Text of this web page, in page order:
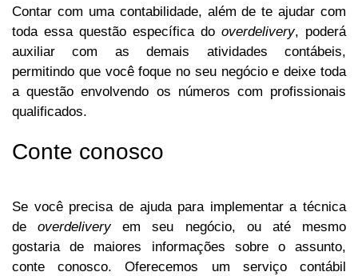
Contar com uma contabilidade, além de te ajudar com
toda essa questão específica do overdelivery, poderá
auxiliar com as demais atividades contábeis,
permitindo que você foque no seu negócio e deixe toda
a questão envolvendo os números com profissionais
qualificados.
Conte conosco
Se você precisa de ajuda para implementar a técnica
deoverdeliveryem seu negócio, ou até mesmo
gostaria de maiores informações sobre o assunto,
conte conosco. Oferecemos um serviço contábil